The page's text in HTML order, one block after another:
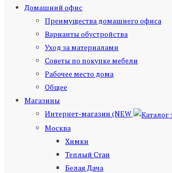
Домашний офис
Преимущества домашнего офиса
Варианты обустройства
Уход за материалами
Советы по покупке мебели
Рабочее место дома
Общее
Магазины
Интернет-магазин (NEW
Москва
Химки
Теплый Стан
Белая Дача